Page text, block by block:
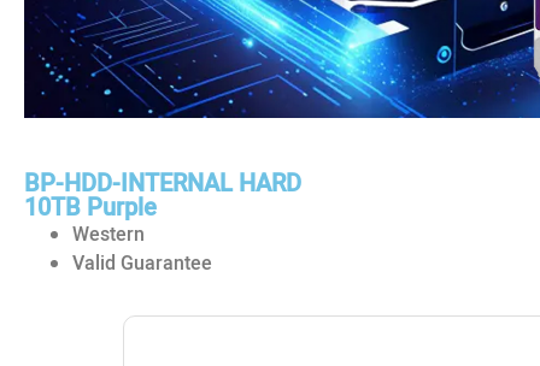
BP-HDD-INTERNAL HARD
10TB Purple
Western
Valid Guarantee